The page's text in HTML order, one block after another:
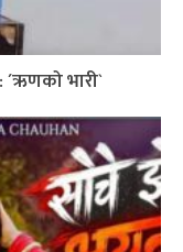
´ऋणको भारी`